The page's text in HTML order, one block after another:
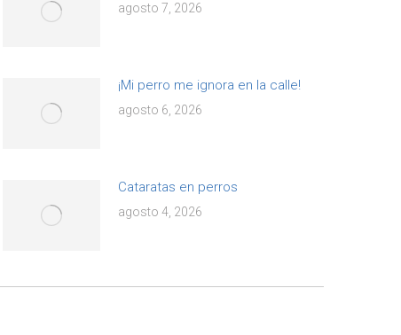
agosto 7, 2026
¡Mi perro me ignora en la calle!
agosto 6, 2026
Cataratas en perros
agosto 4, 2026